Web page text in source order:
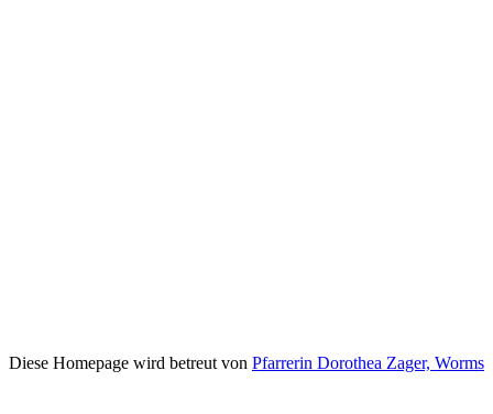
Diese Homepage wird betreut von Pfarrerin Dorothea Zager, Worms